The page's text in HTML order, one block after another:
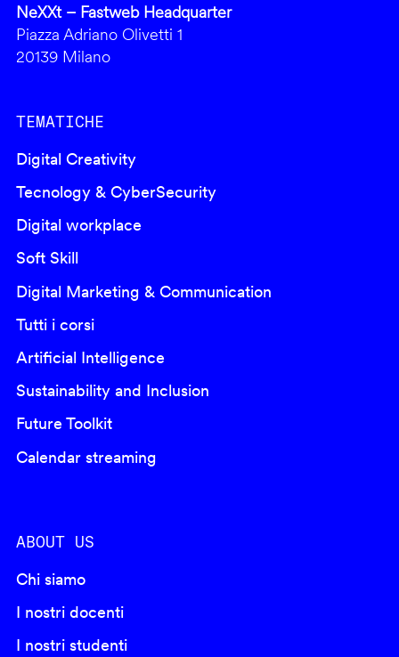
NeXXt – Fastweb Headquarter
Piazza Adriano Olivetti 1
20139 Milano
TEMATICHE
Digital Creativity
Tecnology & CyberSecurity
Digital workplace
Soft Skill
Digital Marketing & Communication
Tutti i corsi
Artificial Intelligence
Sustainability and Inclusion
Future Toolkit
Calendar streaming
ABOUT US
Chi siamo
I nostri docenti
I nostri studenti